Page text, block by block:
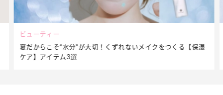
ビューティー
夏だからこそ“水分”が大切！くずれないメイクをつくる【保湿
ケア】アイテム3選